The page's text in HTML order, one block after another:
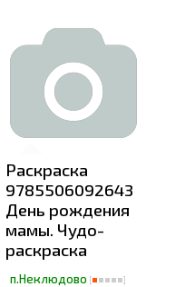
Раскраска
9785506092643
День рождения
мамы. Чудо-
раскраска
п.Неклюдово